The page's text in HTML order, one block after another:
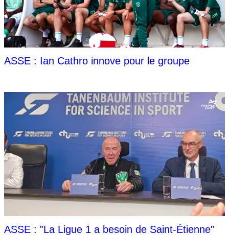
ASSE : Ian Cathro innove pour le groupe
ASSE : "La Ligue 1 a besoin de Saint-Étienne"